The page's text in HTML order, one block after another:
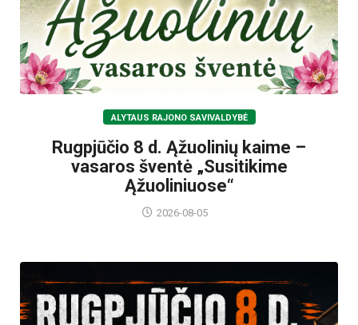
ALYTAUS RAJONO SAVIVALDYBĖ
Rugpjūčio 8 d. Ąžuolinių kaime –
vasaros šventė „Susitikime
Ąžuoliniuose“
2026-08-05